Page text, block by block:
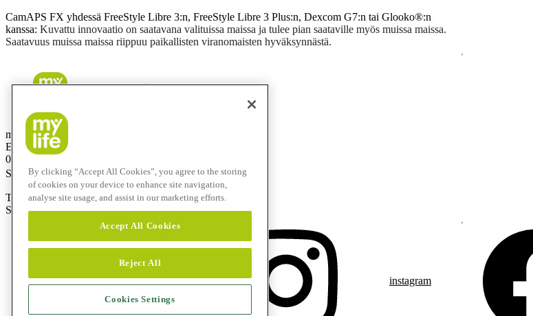
CamAPS FX yhdessä FreeStyle Libre 3:n, FreeStyle Libre 3 Plus:n, Dexcom G7:n tai Glooko®:n
kanssa: Kuvattu innovaatio on saatavana valituissa maissa ja tulee pian saataville myös muissa maissa.
Saatavuus muissa maissa riippuu paikallisten viranomaisten hyväksynnästä.
mylife Diabetes Care Finland OY
Eteläinen Salmitie 1
02430 Masala
Suomi
Tuotetuki 24/7: 0800 98999
Sähköposti: info@mylife-diabetescare.fi
instagram
By clicking “Accept All Cookies”, you agree to the storing
of cookies on your device to enhance site navigation,
analyse site usage, and assist in our marketing efforts.
Accept All Cookies
Reject All
Cookies Settings